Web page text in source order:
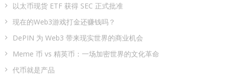
以太币现货 ETF 获得 SEC 正式批准
现在的Web3游戏打金还赚钱吗？
DePIN 为 Web3 带来现实世界的商业机会
Meme 币 vs 精英币：一场加密世界的文化革命
代币就是产品